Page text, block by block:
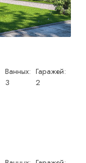
Ванных:
3
Гаражей:
2